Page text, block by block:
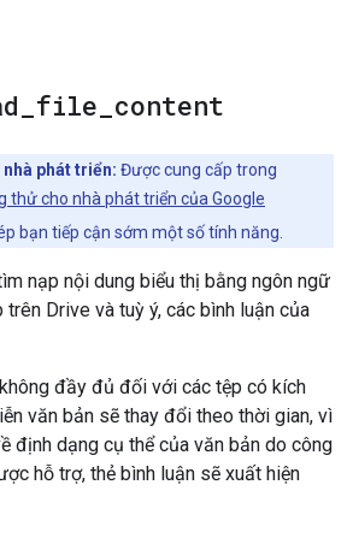
file content
phát triển: Được cung cấp trong
thử cho nhà phát triển của Google
bạn tiếp cận sớm một số tính năng.
nạp nội dung biểu thị bằng ngôn ngữ
Drive và tuỳ ý, các bình luận của
đầy đủ đối với các tệp có kích
văn bản sẽ thay đổi theo thời gian, vì
định dạng cụ thể của văn bản do công
hỗ trợ, thẻ bình luận sẽ xuất hiện